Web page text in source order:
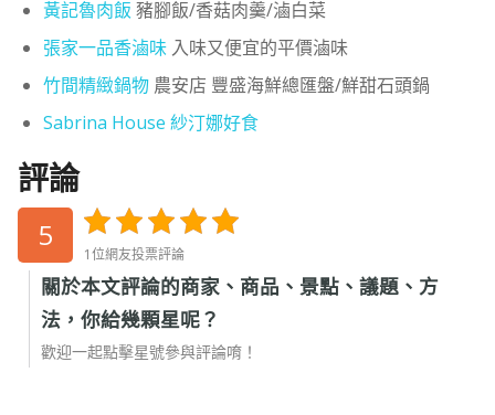
黃記魯肉飯 豬腳飯/香菇肉羹/滷白菜
張家一品香滷味入味又便宜的平價滷味
竹間精緻鍋物農安店 豐盛海鮮總匯盤/鮮甜石頭鍋
Sabrina House 紗汀娜好食
評論
5
1位網友投票評論
關於本文評論的商家、商品、景點、議題、方
法，你給幾顆星呢？
歡迎一起點擊星號參與評論唷！